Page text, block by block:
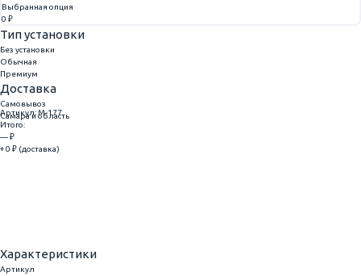
Выбранная опция
0 ₽
Тип установки
Без установки
Обычная
Премиум
Доставка
Самовывоз
Самара и область
Артикул: M-177
Итого:
— ₽
+ 0 ₽ (доставка)
Характеристики
Артикул